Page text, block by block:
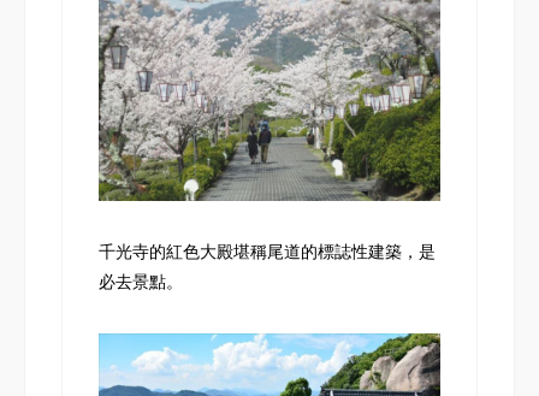
千光寺的紅色大殿堪稱尾道的標誌性建築，是
必去景點。